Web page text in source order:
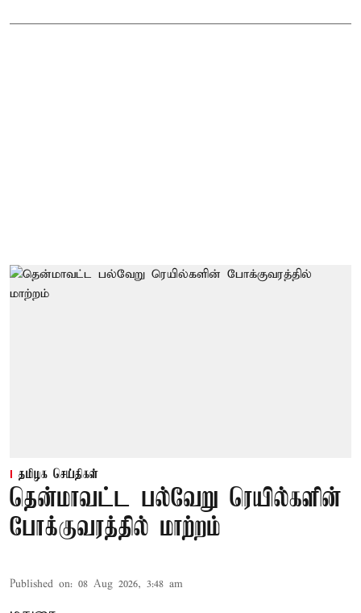
தமிழக செய்திகள்
தென்மாவட்ட பல்வேறு ரெயில்களின்
போக்குவரத்தில் மாற்றம்
Published on: 08 Aug 2026, 3:48 am